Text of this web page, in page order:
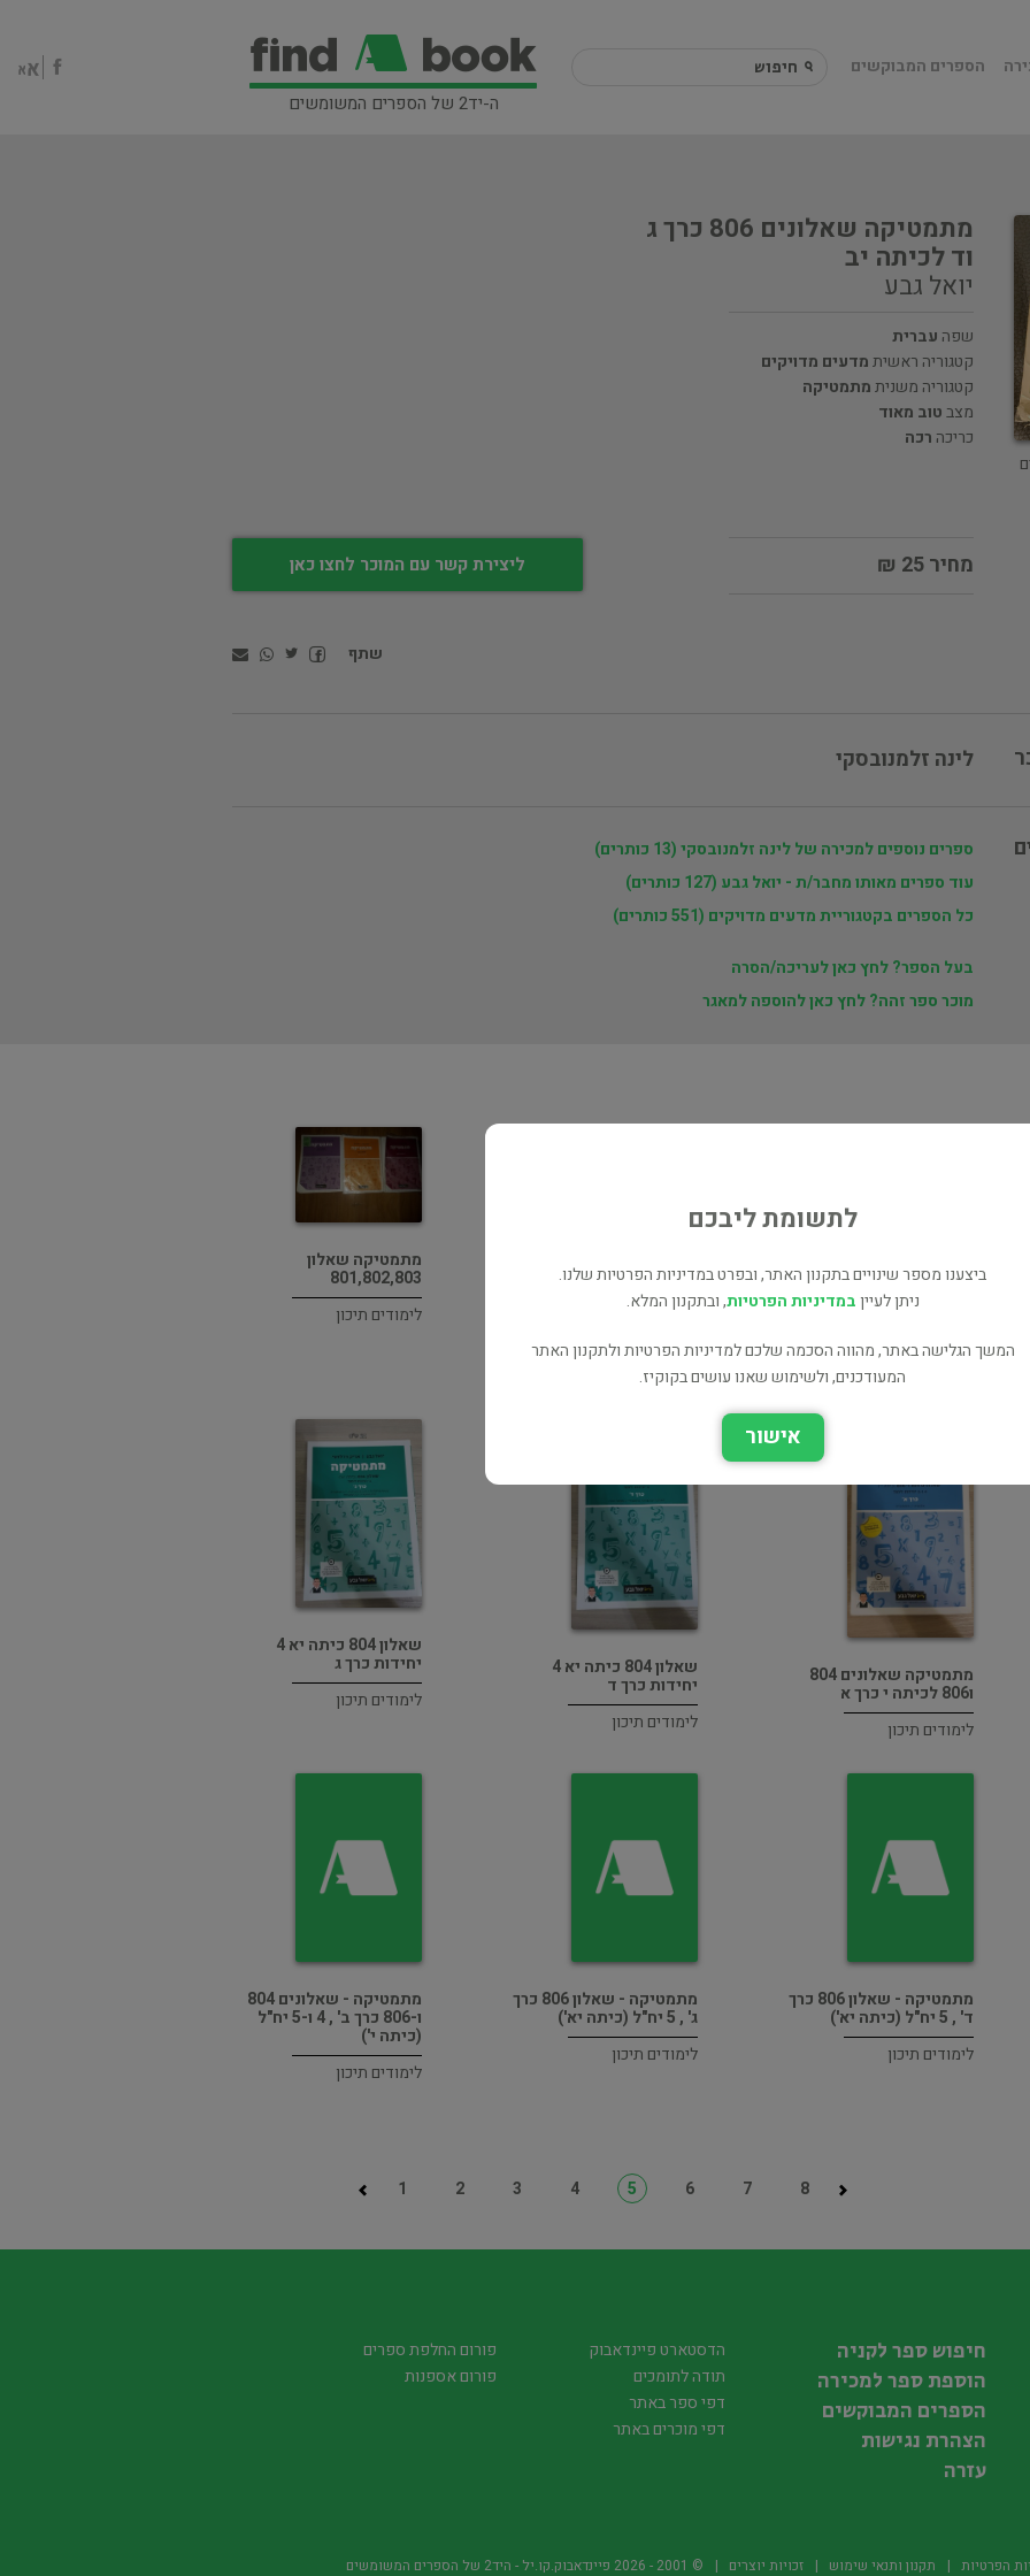
ה-יד2 של הספרים המשומשים
הספרים המבוקשים
מתמטיקה שאלונים 806 כרך ג
וד לכיתה יב
יואל גבע
שפה עברית
קטגוריה ראשיתמדעים מדויקים
קטגוריה משניתמתמטיקה
מצבטוב מאוד
כריכה רכה
מחיר 25 ₪ ליצירת קשר עם המוכר לחצו כאן
שתף
לינה זלמנובסקי
ספרים נוספים למכירה של לינה זלמנובסקי (13 כותרים)
עוד ספרים מאותו מחבר/ת - יואל גבע (127 כותרים)
כל הספרים בקטגוריית מדעים מדויקים (551 כותרים)
בעל הספר? לחץ כאן לעריכה/הסרה
מוכר ספר זהה? לחץ כאן להוספה למאגר
אנגלית: תרגול יחידות
לימודים תיכון
מתמטיקה שאלון
801,802,803
לימודים תיכון
מתמטיקה שאלונים 804
ו806 לכיתה י כרך א
לימודים תיכון
שאלון 804 כיתה יא 4
יחידות כרך ד
לימודים תיכון
שאלון 804 כיתה יא 4
יחידות כרך ג
לימודים תיכון
מתמטיקה - שאלון 806 כרך
ד' , 5 יח"ל (כיתה יא')
לימודים תיכון
מתמטיקה - שאלון 806 כרך
ג' , 5 יח"ל (כיתה יא')
לימודים תיכון
מתמטיקה - שאלונים 804
ו-806 כרך ב' , 4 ו-5 יח"ל
(כיתה י')
לימודים תיכון
1 2 3 4 5 6 7 8
לתשומת ליבכם
ביצענו מספר שינויים בתקנון האתר, ובפרט במדיניות הפרטיות שלנו.
ניתן לעייןבמדיניות הפרטיות, ובתקנון המלא.
המשך הגלישה באתר, מהווה הסכמה שלכם למדיניות הפרטיות ולתקנון האתר
המעודכנים, ולשימוש שאנו עושים בקוקיז.
אישור
חיפוש ספר לקניה
הוספת ספר למכירה
הספרים המבוקשים
הצהרת נגישות
עזרה
הדסטארט פיינדאבוק
תודה לתומכים
דפי ספר באתר
דפי מוכרים באתר
פורום החלפת ספרים
פורום אספנות
הפרטיות תקנון ותנאי שימוש זכויות יוצרים © 2001 -
2026 פיינדאבוק.קו.יל - היד2 של הספרים המשומשים